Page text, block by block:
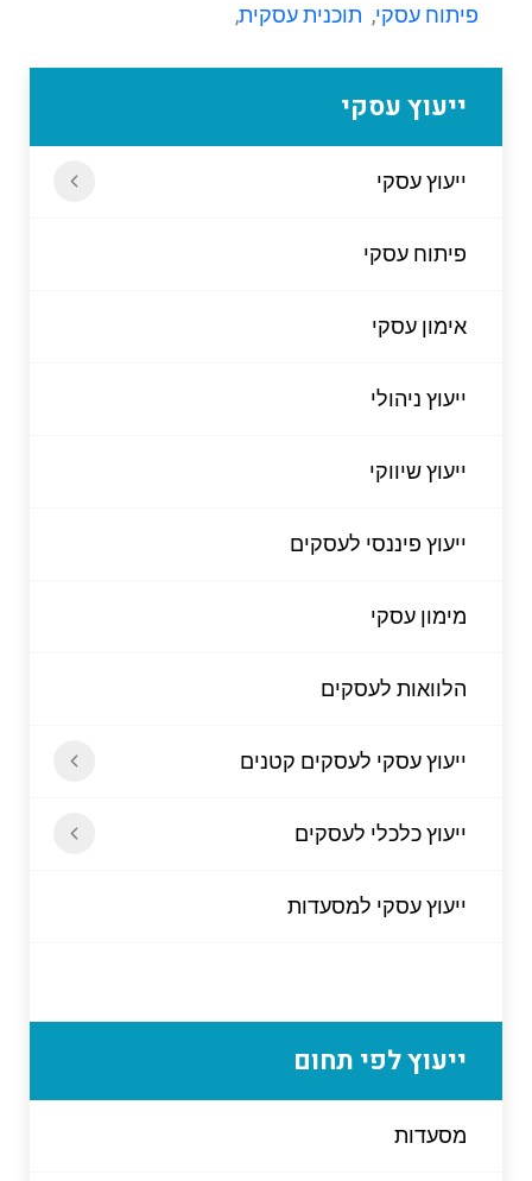
ייעוץ עסקי
ייעוץ עסקי
פיתוח עסקי
אימון עסקי
ייעוץ ניהולי
ייעוץ שיווקי
ייעוץ פיננסי לעסקים
מימון עסקי
הלוואות לעסקים
ייעוץ עסקי לעסקים קטנים
ייעוץ כלכלי לעסקים
ייעוץ עסקי למסעדות
ייעוץ לפי תחום
מסעדות
פיתוח עסקי, תוכנית עסקית,